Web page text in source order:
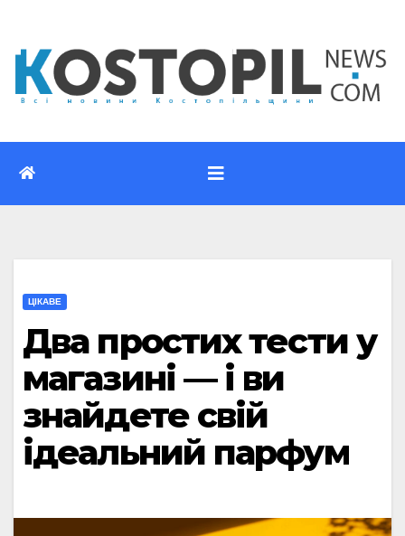
вмісту
ЦІКАВЕ
Два простих тести у
магазині — і ви
знайдете свій
ідеальний парфум